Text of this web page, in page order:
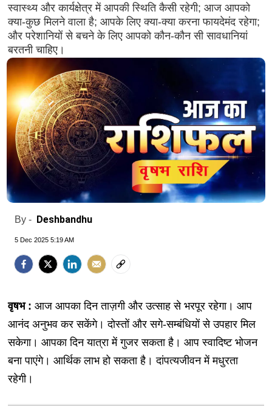
स्वास्थ्य और कार्यक्षेत्र में आपकी स्थिति कैसी रहेगी; आज आपको
क्या-कुछ मिलने वाला है; आपके लिए क्या-क्या करना फायदेमंद रहेगा;
और परेशानियों से बचने के लिए आपको कौन-कौन सी सावधानियां
बरतनी चाहिए।
By - Deshbandhu
5 Dec 2025 5:19 AM
वृषभ : आज आपका दिन ताज़गी और उत्साह से भरपूर रहेगा। आप
आनंद अनुभव कर सकेंगे। दोस्तों और सगे-सम्बंधियों से उपहार मिल
सकेगा। आपका दिन यात्रा में गुजर सकता है। आप स्वादिष्ट भोजन
बना पाएंगे। आर्थिक लाभ हो सकता है। दांपत्यजीवन में मधुरता
रहेगी।